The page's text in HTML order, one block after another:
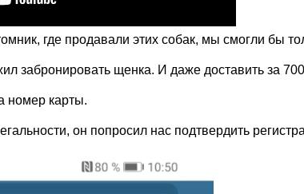
где продавали этих собак, мы смогли бы
забронировать щенка. И даже доставить за
номер карты.
он попросил нас подтвердить